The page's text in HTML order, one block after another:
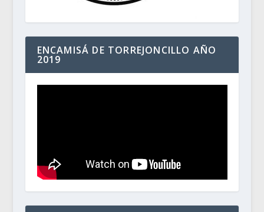
ENCAMISÁ DE TORREJONCILLO AÑO
2019